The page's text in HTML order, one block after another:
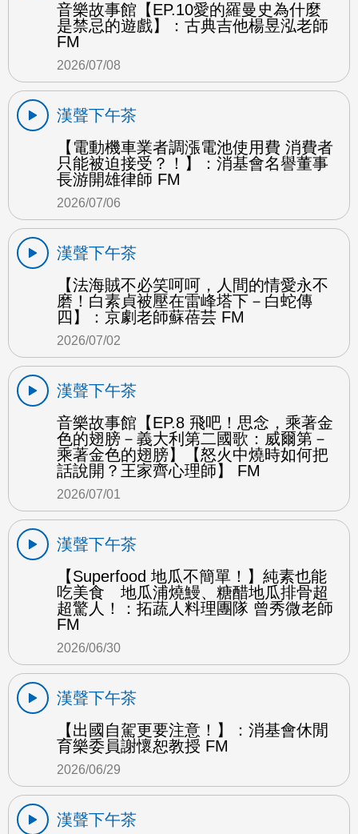
音樂故事館【EP.10愛的羅曼史為什麼
是禁忌的遊戲】：古典吉他楊昱泓老師
FM
2026/07/08
漢聲下午茶
【電動機車業者調漲電池使用費 消費者
只能被迫接受？！】：消基會名譽董事
長游開雄律師 FM
2026/07/06
漢聲下午茶
【法海賊不必笑呵呵，人間的情愛永不
磨！白素貞被壓在雷峰塔下－白蛇傳
四】：京劇老師蘇蓓芸 FM
2026/07/02
漢聲下午茶
音樂故事館【EP.8 飛吧！思念，乘著金
色的翅膀－義大利第二國歌：威爾第－
乘著金色的翅膀】【怒火中燒時如何把
話說開？王家齊心理師】 FM
2026/07/01
漢聲下午茶
【Superfood 地瓜不簡單！】純素也能
吃美食 地瓜浦燒鰻、糖醋地瓜排骨超
超驚人！：拓蔬人料理團隊 曾秀微老師
FM
2026/06/30
漢聲下午茶
【出國自駕更要注意！】：消基會休閒
育樂委員謝懷恕教授 FM
2026/06/29
漢聲下午茶